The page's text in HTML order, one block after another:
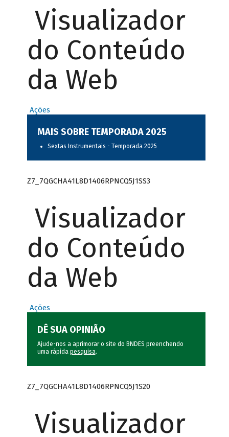
Visualizador
do Conteúdo
da Web
Ações
MAIS SOBRE TEMPORADA 2025
Sextas Instrumentais - Temporada 2025
Z7_7QGCHA41L8D1406RPNCQ5J1SS3
Visualizador
do Conteúdo
da Web
Ações
DÊ SUA OPINIÃO
Ajude-nos a aprimorar o site do BNDES preenchendo
uma rápida pesquisa.
Z7_7QGCHA41L8D1406RPNCQ5J1S20
Visualizador